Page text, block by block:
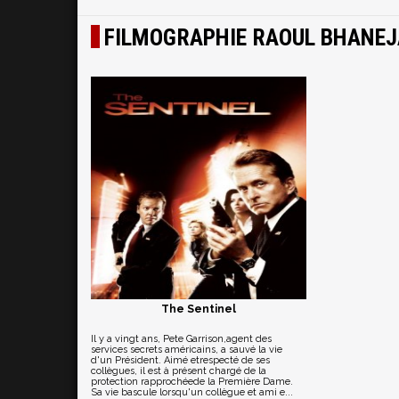
FILMOGRAPHIE RAOUL
The Sentinel
Il y a vingt ans, Pete Garrison,agent des
services secrets américains, a sauvé la vie
d'un Président. Aimé etrespecté de ses
collègues, il est à présent chargé de la
protection rapprochéede la Première Dame.
Sa vie bascule lorsqu'un collègue et ami e...